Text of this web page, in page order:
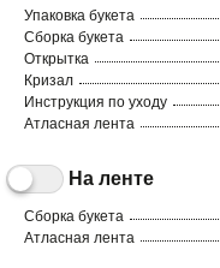
Упаковка букета
Сборка букета
Открытка
Кризал
Инструкция по уходу
Атласная лента
На ленте
Сборка букета
Атласная лента